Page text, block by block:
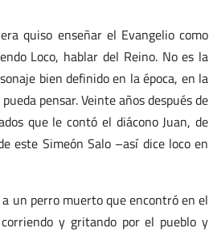
quiso enseñar el Evangelio como
Loco, hablar del Reino. No es la
bien definido en la época, en la
pensar. Veinte años después de
que le contó el diácono Juan, de
este Simeón Salo –así dice loco en
un perro muerto que encontró en el
y gritando por el pueblo y